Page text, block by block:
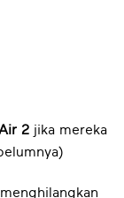
2jika mereka